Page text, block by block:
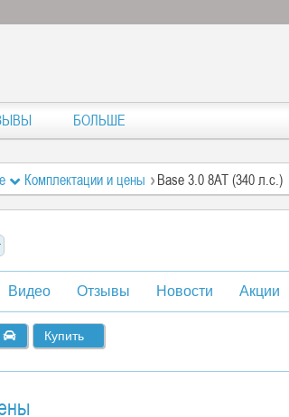
БОЛЬШЕ
Комплектации и цены Base 3.0 8AT (340 л.с.)
Видео Отзывы Новости Акции
Купить